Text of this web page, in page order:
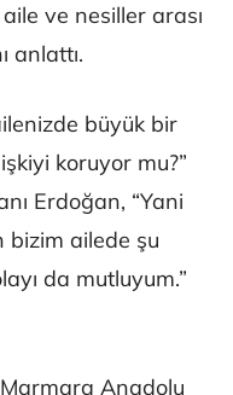
ve nesiller arası
anlattı.
büyük bir
koruyor mu?”
Erdoğan, “Yani
bizim ailede şu
da mutluyum.”
Anadolu